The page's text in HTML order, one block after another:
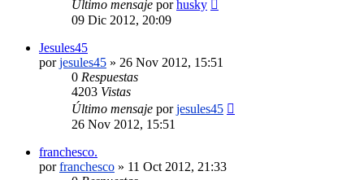
Último mensaje porhusky
09 Dic 2012, 20:09
Jesules45
porjesules45 » 26 Nov 2012, 15:51
0 Respuestas
4203 Vistas
Último mensaje porjesules45
26 Nov 2012, 15:51
franchesco.
porfranchesco » 11 Oct 2012, 21:33